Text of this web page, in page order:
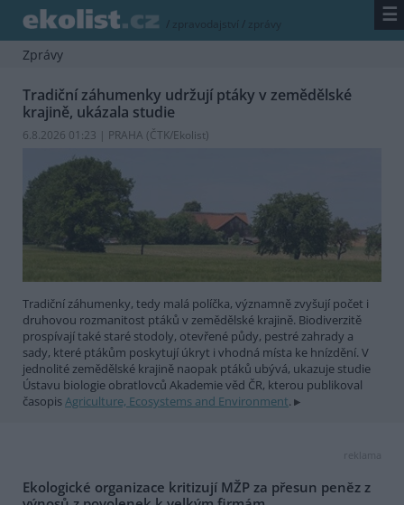
/ zpravodajství / zprávy ☰
Zprávy
Tradiční záhumenky udržují ptáky v zemědělské
krajině, ukázala studie
6.8.2026 01:23 | PRAHA (ČTK/Ekolist)
Tradiční záhumenky, tedy malá políčka, významně zvyšují počet i
druhovou rozmanitost ptáků v zemědělské krajině. Biodiverzitě
prospívají také staré stodoly, otevřené půdy, pestré zahrady a
sady, které ptákům poskytují úkryt i vhodná místa ke hnízdění. V
jednolité zemědělské krajině naopak ptáků ubývá, ukazuje studie
Ústavu biologie obratlovců Akademie věd ČR, kterou publikoval
časopisAgriculture, Ecosystems and Environment.
reklama
Ekologické organizace kritizují MŽP za přesun peněz z